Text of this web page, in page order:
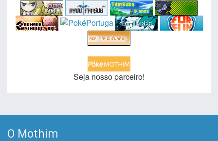
Seja nosso parceiro!
O Mothim